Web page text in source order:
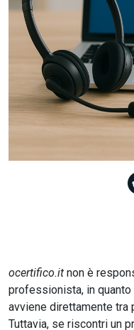
ocertifico.it non è
professionista, in
avviene direttamente tra
Tuttavia, se riscontri un